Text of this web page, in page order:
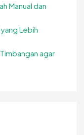
Manual dan
Lebih
agar